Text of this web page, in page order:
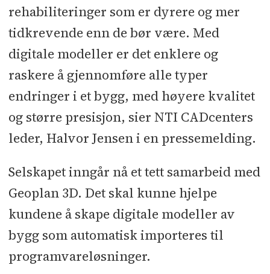
rehabiliteringer som er dyrere og mer
tidkrevende enn de bør være. Med
digitale modeller er det enklere og
raskere å gjennomføre alle typer
endringer i et bygg, med høyere kvalitet
og større presisjon, sier NTI CADcenters
leder, Halvor Jensen i en pressemelding.
Selskapet inngår nå et tett samarbeid med
Geoplan 3D. Det skal kunne hjelpe
kundene å skape digitale modeller av
bygg som automatisk importeres til
programvareløsninger.